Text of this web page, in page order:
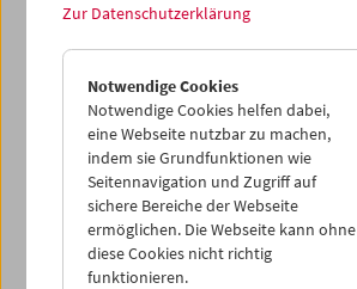
Mo 21.8.
Di 22.8.
Mi 23.8.
Do 24.8.
Zur Datenschutzerklärung
Notwendige Cookies
Notwendige Cookies helfen dabei,
eine Webseite nutzbar zu machen,
indem sie Grundfunktionen wie
Seitennavigation und Zugriff auf
sichere Bereiche der Webseite
ermöglichen. Die Webseite kann ohne
diese Cookies nicht richtig
funktionieren.